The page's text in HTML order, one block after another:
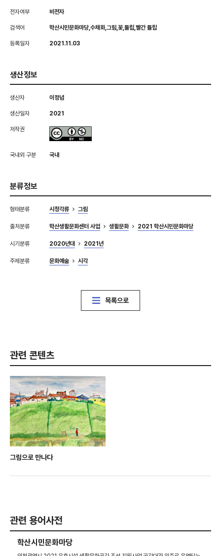
전자여부 비전자
검색어 학산시민문화마당,수채화,그림,꽃,튤립,빨간 튤립
등록일자 2021.11.03
생산정보
생산자 이정념
생산일자 2021
저작권
국내외 구분 국내
분류정보
형태분류 시청각류 그림
출처분류 학산생활문화센터 사업 생활문화 2021 학산시민문화마당
시기분류 2020년대 2021년
주제분류 문화예술 시각
목록으로
관련 콘텐츠
그림으로 만나다
관련 용어사전
학산시민문화마당